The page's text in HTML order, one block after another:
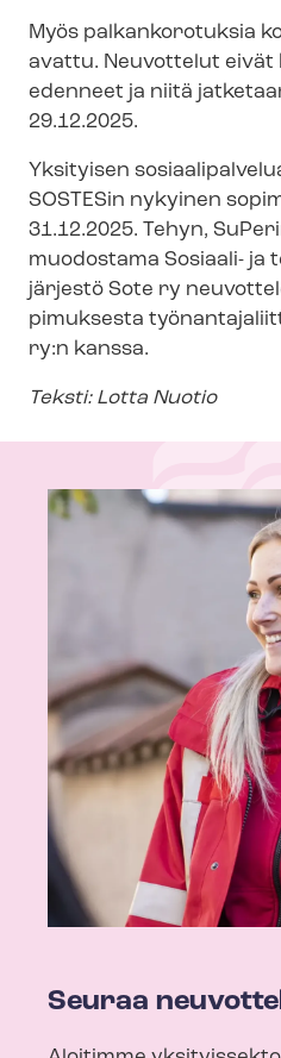
Myös palkankorotuksia
avattu. Neuvottelut eivät
edenneet ja niitä
29.12.2025.
Yksityisen
SOSTESin nykyinen
31.12.2025. Tehyn,
muodostama Sosiaali-
jär­jes­tö Sote ry
pi­muk­ses­ta
ry:n kanssa.
Teksti: Lotta Nuotio
Seuraa